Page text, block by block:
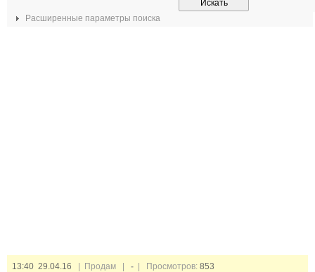
Расширенные параметры поиска
13:40 29.04.16 | Продам | - | Просмотров: 853